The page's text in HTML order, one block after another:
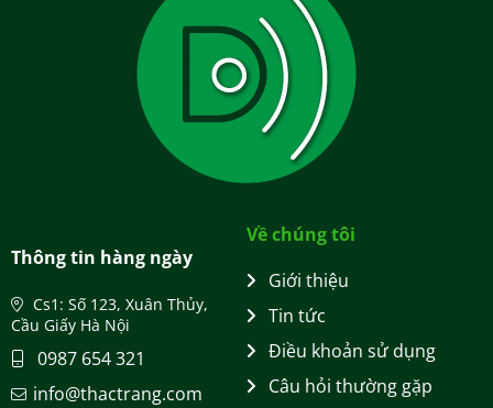
Thông tin hàng ngày
Cs1: Số 123, Xuân Thủy,
Cầu Giấy Hà Nội
0987 654 321
info@thactrang.com
Về chúng tôi
Giới thiệu
Tin tức
Điều khoản sử dụng
Câu hỏi thường gặp